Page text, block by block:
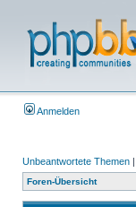
Anmelden
Unbeantwortete Themen |
Foren-Übersicht